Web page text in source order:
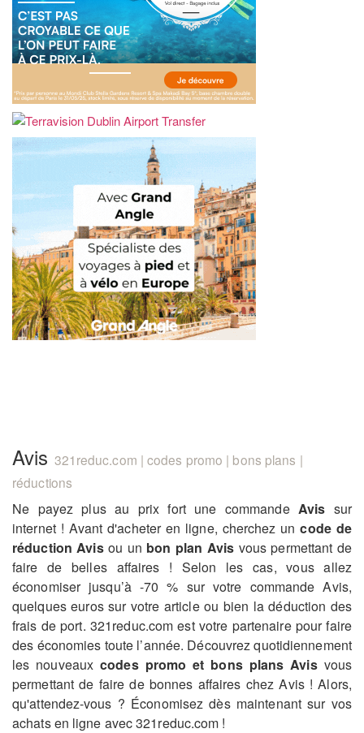
Avis 321reduc.com | codes promo | bons plans |
réductions
Ne payez plus au prix fort une commande Avis sur
internet ! Avant d'acheter en ligne, cherchez uncode de
réduction Avisou un bon plan Avis vous permettant de
faire de belles affaires ! Selon les cas, vous allez
économiser jusqu’à -70 % sur votre commande Avis,
quelques euros sur votre article ou bien la déduction des
frais de port. 321reduc.com est votre partenaire pour faire
des économies toute l’année. Découvrez quotidiennement
les nouveauxcodes promo et bons plans Avisvous
permettant de faire de bonnes affaires chez Avis ! Alors,
qu'attendez-vous ? Économisez dès maintenant sur vos
achats en ligne avec 321reduc.com !